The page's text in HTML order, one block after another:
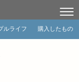
ルライフ 購入したもの